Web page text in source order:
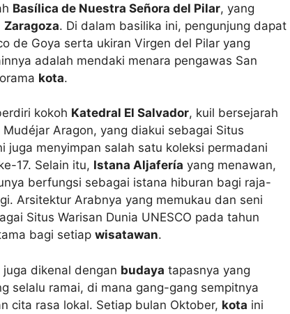
Basílica de Nuestra Señora del Pilar, yang
Zaragoza. Di dalam basilika ini, pengunjung dapat
de Goya serta ukiran Virgen del Pilar yang
adalah mendaki menara pengawas San
kota.
kokoh Katedral El Salvador, kuil bersejarah
Aragon, yang diakui sebagai Situs
juga menyimpan salah satu koleksi permadani
17. Selain itu, Istana Aljafería yang menawan,
berfungsi sebagai istana hiburan bagi raja-
Arsitektur Arabnya yang memukau dan seni
Situs Warisan Dunia UNESCO pada tahun
bagi setiap wisatawan.
juga dikenal dengan budaya tapasnya yang
selalu ramai, di mana gang-gang sempitnya
cita rasa lokal. Setiap bulan Oktober, kota ini